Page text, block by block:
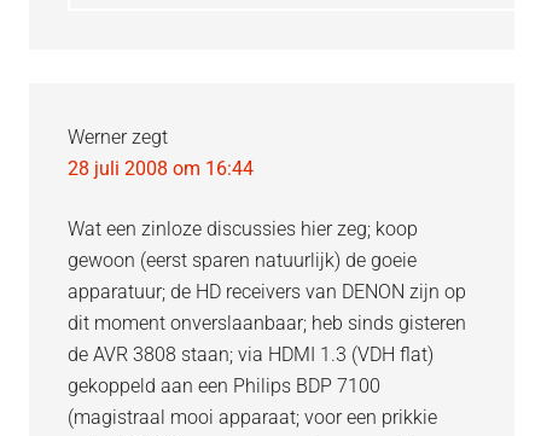
Werner zegt
28 juli 2008 om 16:44
Wat een zinloze discussies hier zeg; koop
gewoon (eerst sparen natuurlijk) de goeie
apparatuur; de HD receivers van DENON zijn op
dit moment onverslaanbaar; heb sinds gisteren
de AVR 3808 staan; via HDMI 1.3 (VDH flat)
gekoppeld aan een Philips BDP 7100
(magistraal mooi apparaat; voor een prikkie